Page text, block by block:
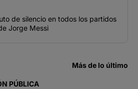
de silencio en todos los partidos
Jorge Messi
Más de lo último
PÚBLICA